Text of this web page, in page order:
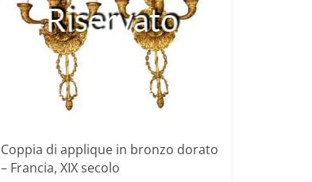
Riservato
Coppia di applique in bronzo dorato
– Francia, XIX secolo